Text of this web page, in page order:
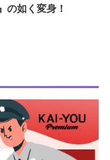
の如く変身！